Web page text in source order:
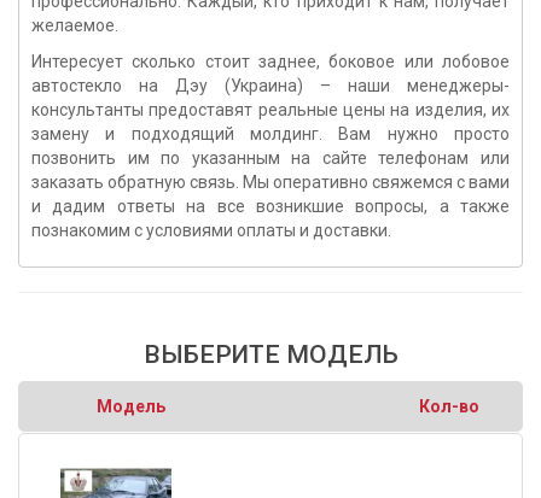
желаемое.
Интересует сколько стоит заднее, боковое или лобовое
автостекло на Дэу (Украина) – наши менеджеры-
консультанты предоставят реальные цены на изделия, их
замену и подходящий молдинг. Вам нужно просто
позвонить им по указанным на сайте телефонам или
заказать обратную связь. Мы оперативно свяжемся с вами
и дадим ответы на все возникшие вопросы, а также
познакомим с условиями оплаты и доставки.
ВЫБЕРИТЕ МОДЕЛЬ
Модель Кол-во